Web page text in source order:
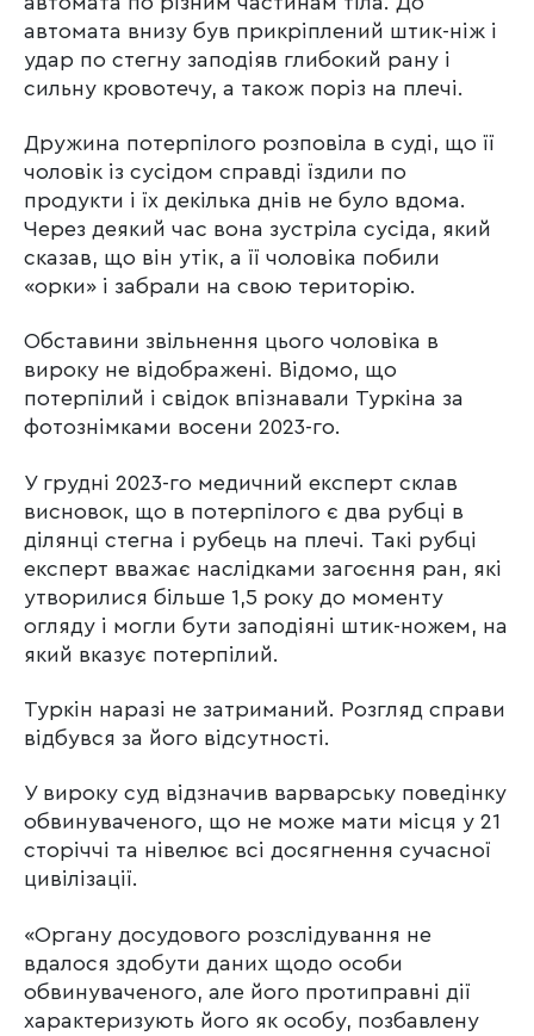
автомата внизу був прикріплений штик-ніж і
удар по стегну заподіяв глибокий рану і
сильну кровотечу, а також поріз на плечі.
Дружина потерпілого розповіла в суді, що її
чоловік із сусідом справді їздили по
продукти і їх декілька днів не було вдома.
Через деякий час вона зустріла сусіда, який
сказав, що він утік, а її чоловіка побили
«орки» і забрали на свою територію.
Обставини звільнення цього чоловіка в
вироку не відображені. Відомо, що
потерпілий і свідок впізнавали Туркіна за
фотознімками восени 2023-го.
У грудні 2023-го медичний експерт склав
висновок, що в потерпілого є два рубці в
ділянці стегна і рубець на плечі. Такі рубці
експерт вважає наслідками загоєння ран, які
утворилися більше 1,5 року до моменту
огляду і могли бути заподіяні штик-ножем, на
який вказує потерпілий.
Туркін наразі не затриманий. Розгляд справи
відбувся за його відсутності.
У вироку суд відзначив варварську поведінку
обвинуваченого, що не може мати місця у 21
сторіччі та нівелює всі досягнення сучасної
цивілізації.
«Органу досудового розслідування не
вдалося здобути даних щодо особи
обвинуваченого, але його протиправні дії
характеризують його як особу, позбавлену